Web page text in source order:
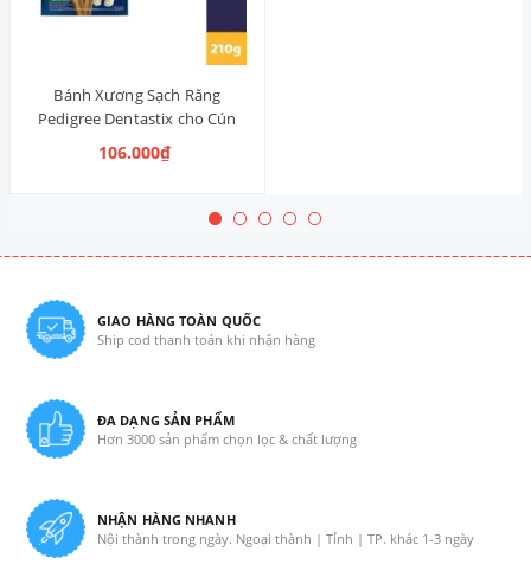
Bánh Xương Sạch Răng
Pedigree Dentastix cho Cún
vừa 210g (14 Thanh, Vị Truyền
Thống)
106.000₫
GIAO HÀNG TOÀN QUỐC
Ship cod thanh toán khi nhận hàng
ĐA DẠNG SẢN PHẨM
Hơn 3000 sản phẩm chọn lọc & chất lượng
NHẬN HÀNG NHANH
Nội thành trong ngày. Ngoại thành | Tỉnh | TP. khác 1-3 ngày